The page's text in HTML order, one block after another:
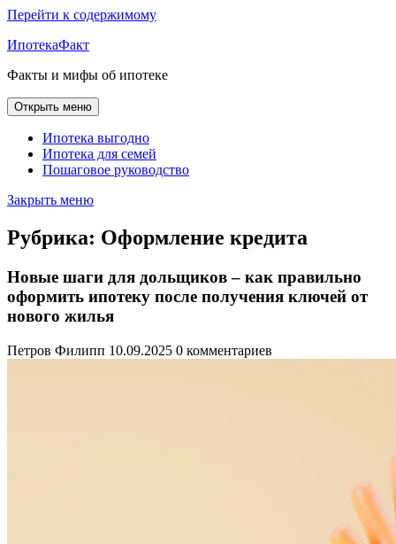
Перейти к содержимому
ИпотекаФакт
Факты и мифы об ипотеке
Открыть меню
Ипотека выгодно
Ипотека для семей
Пошаговое руководство
Закрыть меню
Рубрика: Оформление кредита
Новые шаги для дольщиков – как правильно
оформить ипотеку после получения ключей от
нового жилья
Петров Филипп 10.09.2025 0 комментариев